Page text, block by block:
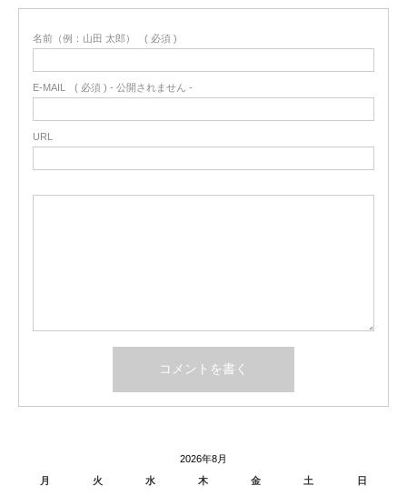
名前（例：山田 太郎） ( 必須 )
E-MAIL ( 必須 ) - 公開されません -
URL
2026年8月
月
火 水 木 金 土 日